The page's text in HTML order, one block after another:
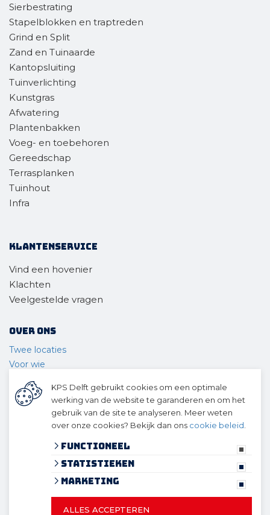
Sierbestrating
Stapelblokken en traptreden
Grind en Split
Zand en Tuinaarde
Kantopsluiting
Tuinverlichting
Kunstgras
Afwatering
Plantenbakken
Voeg- en toebehoren
Gereedschap
Terrasplanken
Tuinhout
Infra
Klantenservice
Vind een hovenier
Klachten
Veelgestelde vragen
Over ons
Twee locaties
Voor wie
Ons team
Geschiedenis
© 2026 KPS Delft
algemene voorwaarden
KPS Delft gebruikt cookies om een optimale
werking van de website te garanderen en om het
gebruik van de site te analyseren. Meer weten
over onze cookies? Bekijk dan ons cookie beleid
Functioneel
Statistieken
Marketing
ALLES ACCEPTEREN